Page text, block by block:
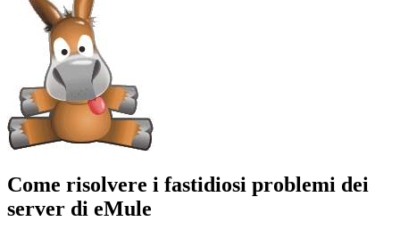
Come risolvere i fastidiosi problemi dei
server di eMule